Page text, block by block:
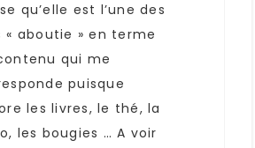
qu’elle est l’une des
« aboutie » en terme
qui me
puisque
les livres, le thé, la
les bougies … A voir